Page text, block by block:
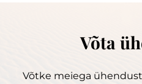
Võta
Võtke meiega